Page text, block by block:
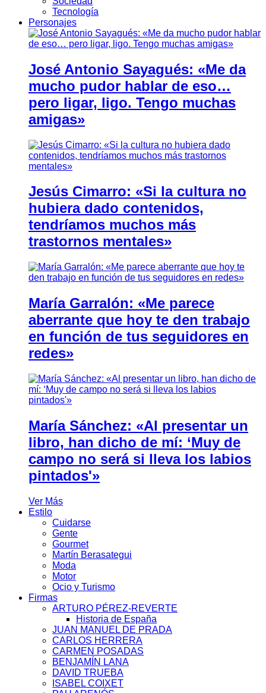
Tecnología
Personajes
José Antonio Sayagués: «Me da
mucho pudor hablar de eso…
pero ligar, ligo. Tengo muchas
amigas»
Jesús Cimarro: «Si la cultura no
hubiera dado contenidos,
tendríamos muchos más
trastornos mentales»
María Garralón: «Me parece
aberrante que hoy te den trabajo
en función de tus seguidores en
redes»
María Sánchez: «Al presentar un
libro, han dicho de mí: ‘Muy de
campo no será si lleva los labios
pintados'»
Ver Más
Estilo
Cuidarse
Gente
Gourmet
Martín Berasategui
Moda
Motor
Ocio y Turismo
Firmas
ARTURO PÉREZ-REVERTE
Historia de España
JUAN MANUEL DE PRADA
CARLOS HERRERA
CARMEN POSADAS
BENJAMÍN LANA
DAVID TRUEBA
ISABEL COIXET